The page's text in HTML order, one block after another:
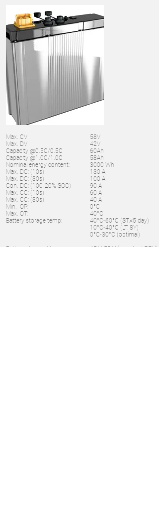
58V
42V
60Ah
58Ah
3000 Wh
130 A
100 A
90 A
60 A
40 A
0°C
40°C
40°C-60°C (ST,<5 day)
10°C-40°C (LT, 8Y)
0°C-30°C (optimal)
45 V-58 V (standard OCV)
Max. CV
Max. DV
Capacity @0.5C/0.5C
Capacity @1.0C/1.0C
Nominal energy content:
Max. DC: (10s)
Max. DC: (30s)
Con. DC: (100-20% SOC)
Max. CC: (10s)
Max. CC: (30s)
Min. OP:
Max. OT:
Battery storage temp:
Battery storage V: